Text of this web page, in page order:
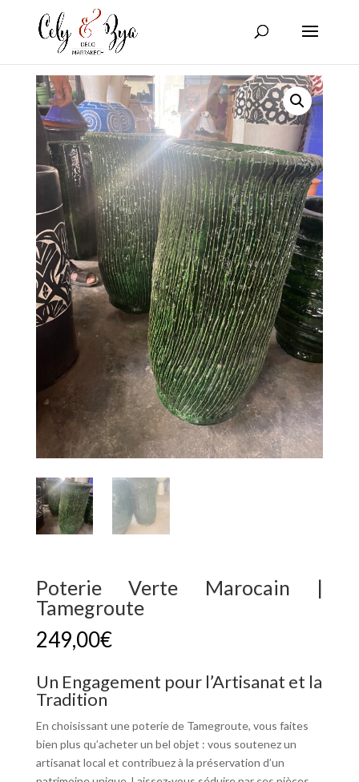
Poterie Verte Marocain |
Tamegroute
249,00€
Un Engagement pour l’Artisanat et la
Tradition
En choisissant une poterie de Tamegroute, vous faites
bien plus qu’acheter un bel objet : vous soutenez un
artisanat local et contribuez à la préservation d’un